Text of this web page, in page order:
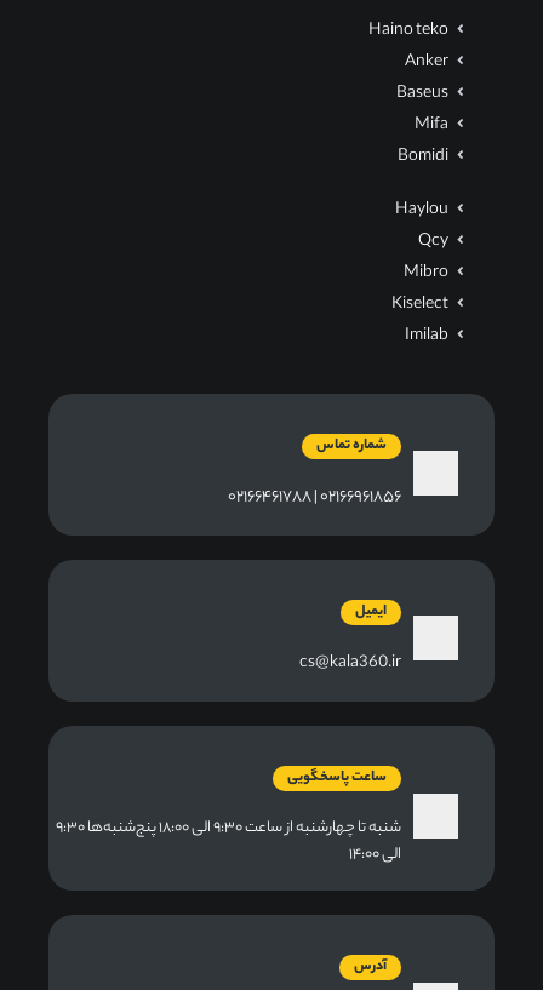
Haino teko
Anker
Baseus
Mifa
Bomidi
Haylou
Qcy
Mibro
Kiselect
Imilab
شماره تماس
۰۲۱۶۶۹۶۱۸۵۶ | ۰۲۱۶۶۴۶۱۷۸۸
ایمیل
cs@kala360.ir
ساعت پاسخگویی
شنبه تا چهارشنبه از ساعت ۹:۳۰ الی ۱۸:۰۰ پنج‌شنبه‌ها ۹:۳۰
الی ۱۴:۰۰
آدرس